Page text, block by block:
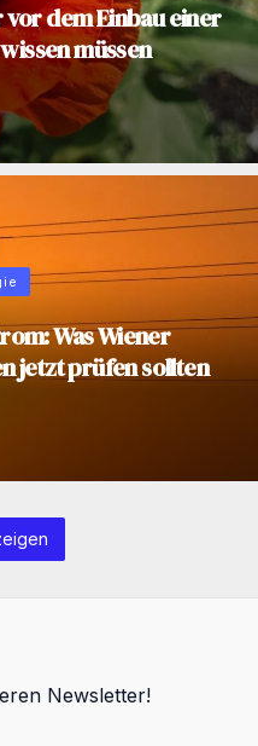
vor dem Einbau einer
müssen
Was Wiener
jetzt prüfen sollten
Newsletter!